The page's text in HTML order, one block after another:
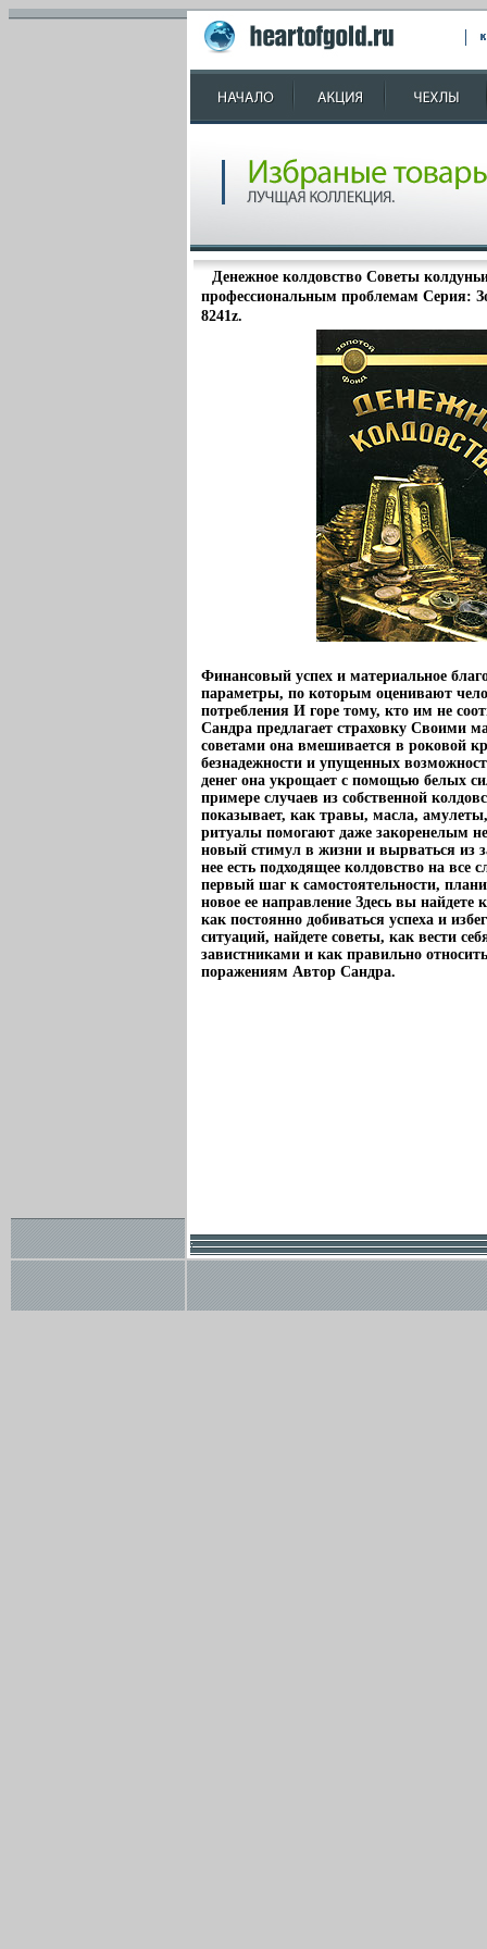
Денежное колдовство Советы
профессиональным проблемам Серия:
8241z.
Финансовый успех и материальное
параметры, по которым оценивают
потребления И горе тому, кто им не
Сандра предлагает страховку Своими
советами она вмешивается в роковой
безнадежности и упущенных
денег она укрощает с помощью белых
примере случаев из собственной
показывает, как травы, масла,
ритуалы помогают даже закоренелым
новый стимул в жизни и вырваться из
нее есть подходящее колдовство на все
первый шаг к самостоятельности,
новое ее направление Здесь вы найдете
как постоянно добиваться успеха и
ситуаций, найдете советы, как вести
завистниками и как правильно
поражениям Автор Сандра.